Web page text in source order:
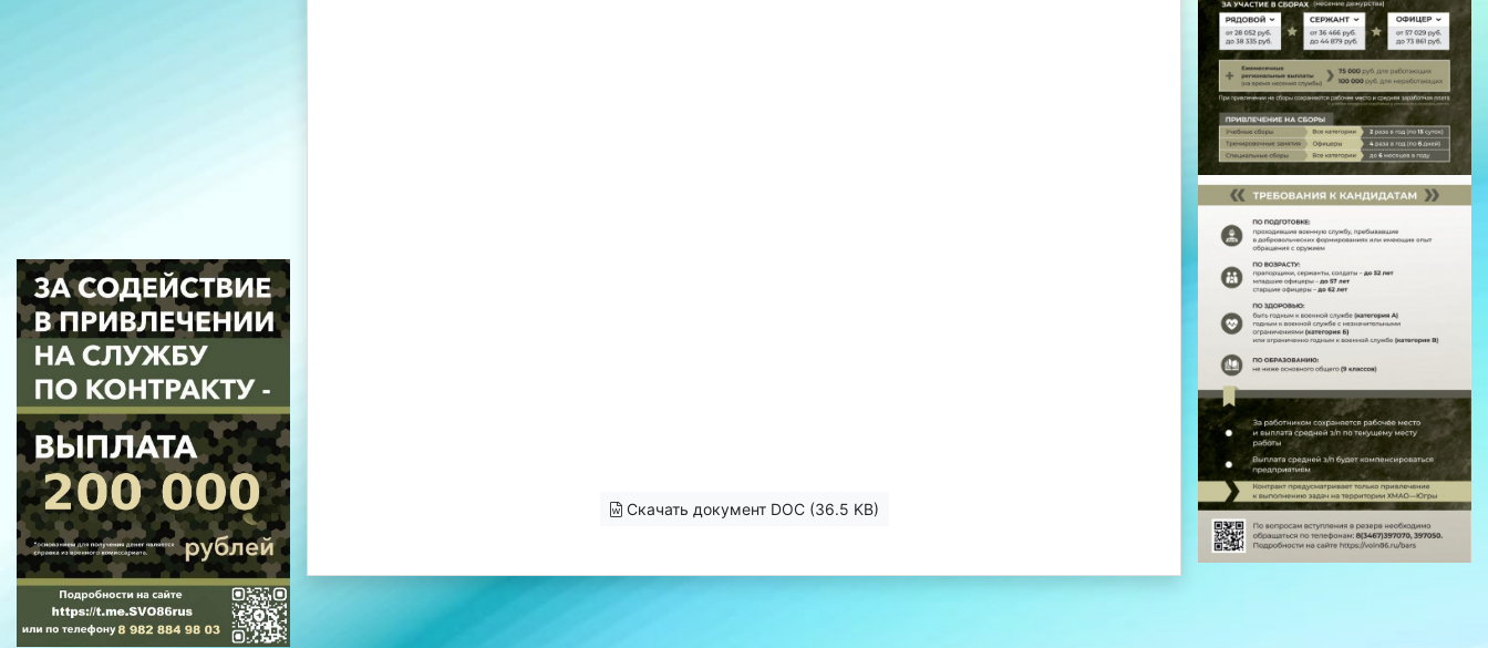
Скачать документ DOC (36.5 KB)